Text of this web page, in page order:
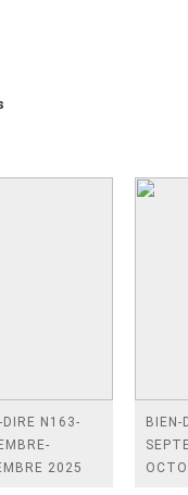
DIRE N163-
2025
BIEN-